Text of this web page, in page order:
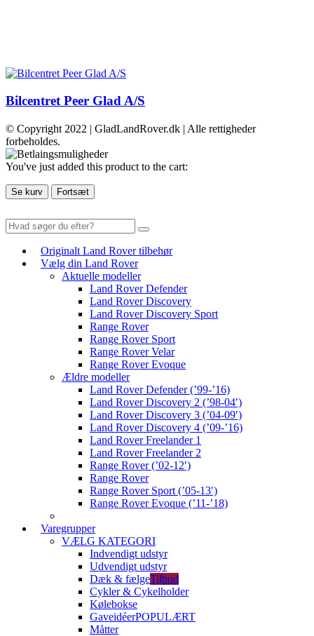
Bilcentret Peer Glad A/S
© Copyright 2022 | GladLandRover.dk | Alle rettigheder
forbeholdes.
You've just added this product to the cart:
Se kurv Fortsæt
Originalt Land Rover tilbehør
Vælg din Land Rover
Aktuelle modeller
Land Rover Defender
Land Rover Discovery
Land Rover Discovery Sport
Range Rover
Range Rover Sport
Range Rover Velar
Range Rover Evoque
Ældre modeller
Land Rover Defender (’99-’16)
Land Rover Discovery 2 (’98-04′)
Land Rover Discovery 3 (’04-09′)
Land Rover Discovery 4 (’09-’16)
Land Rover Freelander 1
Land Rover Freelander 2
Range Rover (’02-12′)
Range Rover
Range Rover Sport (’05-13′)
Range Rover Evoque (’11-’18)
Varegrupper
VÆLG KATEGORI
Indvendigt udstyr
Udvendigt udstyr
Dæk & fælgeTilbud
Cykler & Cykelholder
Kølebokse
GaveidéerPOPULÆRT
Måtter